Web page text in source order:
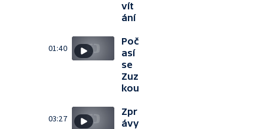
vít
ání
01:40
Poč
así
se
Zuz
kou
03:27
Zpr
ávy